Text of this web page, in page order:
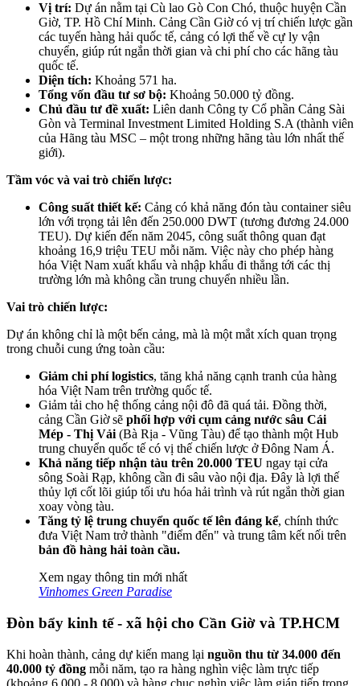
Vị trí: Dự án nằm tại Cù lao Gò Con Chó, thuộc huyện Cần
Giờ, TP. Hồ Chí Minh. Cảng Cần Giờ có vị trí chiến lược gần
các tuyến hàng hải quốc tế, cảng có lợi thế về cự ly vận
chuyển, giúp rút ngắn thời gian và chi phí cho các hãng tàu
quốc tế.
Diện tích: Khoảng 571 ha.
Tổng vốn đầu tư sơ bộ: Khoảng 50.000 tỷ đồng.
Chủ đầu tư đề xuất: Liên danh Công ty Cổ phần Cảng Sài
Gòn và Terminal Investment Limited Holding S.A (thành viên
của Hãng tàu MSC – một trong những hãng tàu lớn nhất thế
giới).
Tầm vóc và vai trò chiến lược:
Công suất thiết kế: Cảng có khả năng đón tàu container siêu
lớn với trọng tải lên đến 250.000 DWT (tương đương 24.000
TEU). Dự kiến đến năm 2045, công suất thông quan đạt
khoảng 16,9 triệu TEU mỗi năm. Việc này cho phép hàng
hóa Việt Nam xuất khẩu và nhập khẩu đi thẳng tới các thị
trường lớn mà không cần trung chuyển nhiều lần.
Vai trò chiến lược:
Dự án không chỉ là một bến cảng, mà là một mắt xích quan trọng
trong chuỗi cung ứng toàn cầu:
Giảm chi phí logistics, tăng khả năng cạnh tranh của hàng
hóa Việt Nam trên trường quốc tế.
Giảm tải cho hệ thống cảng nội đô đã quá tải. Đồng thời,
cảng Cần Giờ sẽ phối hợp với cụm cảng nước sâu Cái
Mép - Thị Vải (Bà Rịa - Vũng Tàu) để tạo thành một Hub
trung chuyển quốc tế có vị thế chiến lược ở Đông Nam Á.
Khả năng tiếp nhận tàu trên 20.000 TEU ngay tại cửa
sông Soài Rạp, không cần đi sâu vào nội địa. Đây là lợi thế
thủy lợi cốt lõi giúp tối ưu hóa hải trình và rút ngắn thời gian
xoay vòng tàu.
Tăng tỷ lệ trung chuyển quốc tế lên đáng kể, chính thức
đưa Việt Nam trở thành "điểm đến" và trung tâm kết nối trên
bản đồ hàng hải toàn cầu.
Xem ngay thông tin mới nhất
Vinhomes Green Paradise
Đòn bẩy kinh tế - xã hội cho Cần Giờ và TP.HCM
Khi hoàn thành, cảng dự kiến mang lại nguồn thu từ 34.000 đến
40.000 tỷ đồng mỗi năm, tạo ra hàng nghìn việc làm trực tiếp
(khoảng 6.000 - 8.000) và hàng chục nghìn việc làm gián tiếp trong